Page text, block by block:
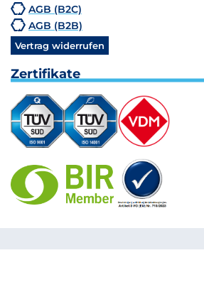
AGB (B2C)
AGB (B2B)
Vertrag widerrufen
Zertifikate